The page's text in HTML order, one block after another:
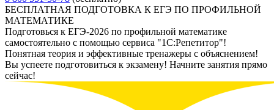
БЕСПЛАТНАЯ ПОДГОТОВКА К ЕГЭ ПО ПРОФИЛЬНОЙ
МАТЕМАТИКЕ
Подготовься к ЕГЭ-2026 по профильной математике
самостоятельно с помощью сервиса "1С:Репетитор"!
Понятная теория и эффективные тренажеры с объяснением!
Вы успеете подготовиться к экзамену! Начните занятия прямо
сейчас!